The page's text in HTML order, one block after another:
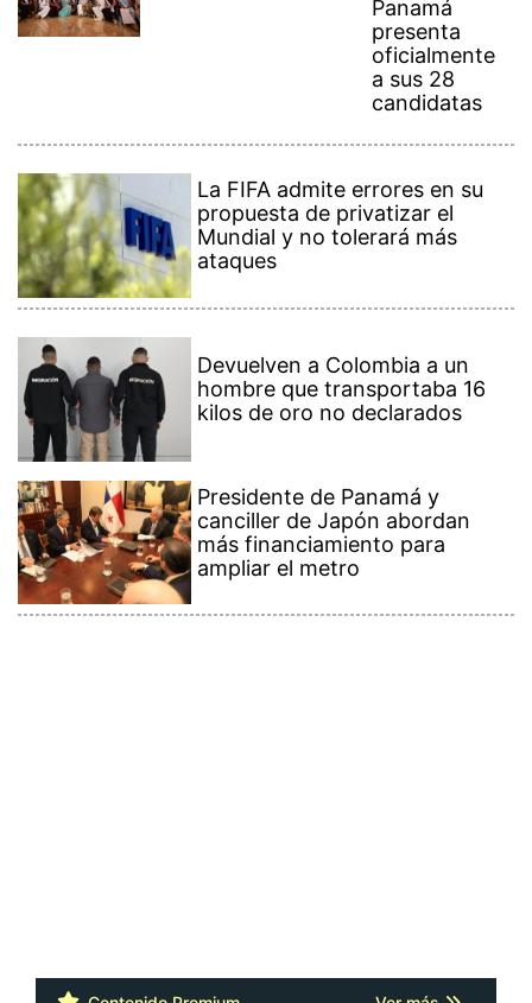
Panamá
presenta
oficialmente
a sus 28
candidatas
La FIFA admite errores en su
propuesta de privatizar el
Mundial y no tolerará más
ataques
Devuelven a Colombia a un
hombre que transportaba 16
kilos de oro no declarados
Presidente de Panamá y
canciller de Japón abordan
más financiamiento para
ampliar el metro